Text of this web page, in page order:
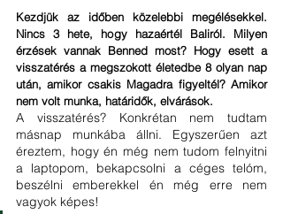
Kezdjük az időben közelebbi megélésekkel.
Nincs 3 hete, hogy hazaértél Baliról. Milyen
érzések vannak Benned most? Hogy esett a
visszatérés a megszokott életedbe 8 olyan nap
után, amikor csakis Magadra figyeltél? Amikor
nem volt munka, határidők, elvárások.
A visszatérés? Konkrétan nem tudtam
másnap munkába állni. Egyszerűen azt
éreztem, hogy én még nem tudom felnyitni
a laptopom, bekapcsolni a céges telóm,
beszélni emberekkel én még erre nem
vagyok képes!